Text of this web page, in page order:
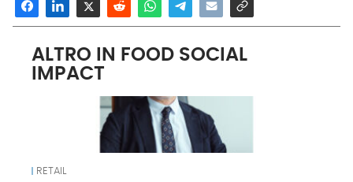
ALTRO IN FOOD SOCIAL
IMPACT
RETAIL